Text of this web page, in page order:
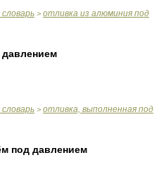
> отливка из алюминия под
давлением
> отливка, выполненная под
под давлением